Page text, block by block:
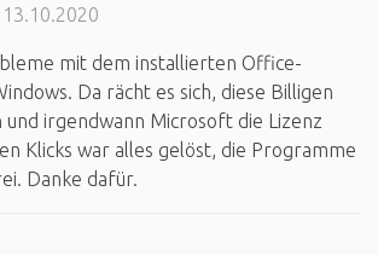
mit dem installierten Office-
Da rächt es sich, diese Billigen
und irgendwann Microsoft die Lizenz
Klicks war alles gelöst, die Programme
Danke dafür.